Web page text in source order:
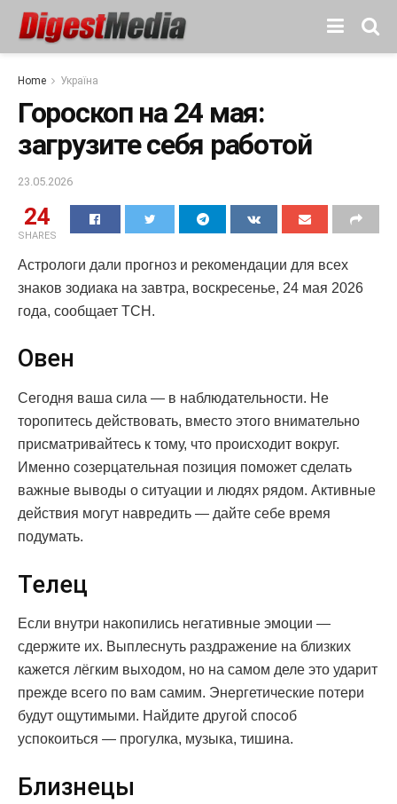
Home Україна
Гороскоп на 24 мая:
загрузите себя работой
23.05.2026
24
SHARES
Астрологи дали прогноз и рекомендации для всех
знаков зодиака на завтра, воскресенье, 24 мая 2026
года, сообщает ТСН.
Овен
Сегодня ваша сила — в наблюдательности. Не
торопитесь действовать, вместо этого внимательно
присматривайтесь к тому, что происходит вокруг.
Именно созерцательная позиция поможет сделать
важные выводы о ситуации и людях рядом. Активные
действия могут навредить — дайте себе время
подумать.
Телец
Если внутри накопились негативные эмоции —
сдержите их. Выплеснуть раздражение на близких
кажется лёгким выходом, но на самом деле это ударит
прежде всего по вам самим. Энергетические потери
будут ощутимыми. Найдите другой способ
успокоиться — прогулка, музыка, тишина.
Близнецы